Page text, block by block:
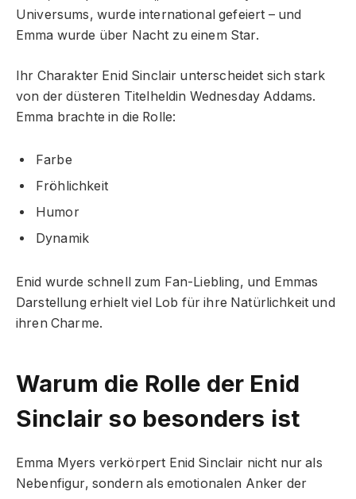
Universums, wurde international gefeiert – und
Emma wurde über Nacht zu einem Star.
Ihr Charakter Enid Sinclair unterscheidet sich stark
von der düsteren Titelheldin Wednesday Addams.
Emma brachte in die Rolle:
Farbe
Fröhlichkeit
Humor
Dynamik
Enid wurde schnell zum Fan-Liebling, und Emmas
Darstellung erhielt viel Lob für ihre Natürlichkeit und
ihren Charme.
Warum die Rolle der Enid
Sinclair so besonders ist
Emma Myers verkörpert Enid Sinclair nicht nur als
Nebenfigur, sondern als emotionalen Anker der